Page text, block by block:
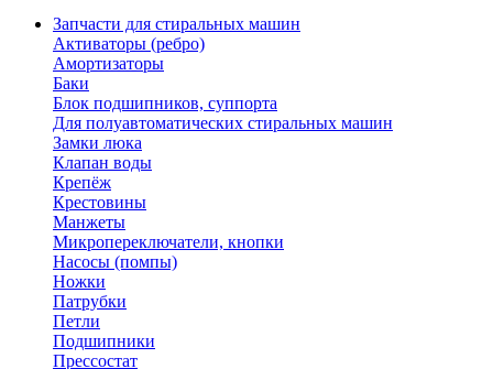
Запчасти для стиральных машин
Активаторы (ребро)
Амортизаторы
Баки
Блок подшипников, суппорта
Для полуавтоматических стиральных машин
Замки люка
Клапан воды
Крепёж
Крестовины
Манжеты
Микропереключатели, кнопки
Насосы (помпы)
Ножки
Патрубки
Петли
Подшипники
Прессостат